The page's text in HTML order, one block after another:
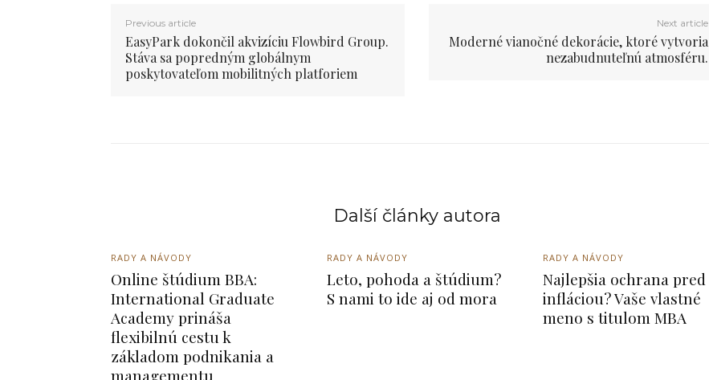
Previous article
EasyPark dokončil akvizíciu Flowbird Group.
Stáva sa popredným globálnym
poskytovateľom mobilitných platforiem
Next article
Moderné vianočné dekorácie, ktoré vytvoria
nezabudnuteľnú atmosféru.
Další články autora
RADY A NÁVODY
Online štúdium BBA:
International Graduate
Academy prináša
flexibilnú cestu k
základom podnikania a
managementu
RADY A NÁVODY
Leto, pohoda a štúdium?
S nami to ide aj od mora
RADY A NÁVODY
Najlepšia ochrana pred
infláciou? Vaše vlastné
meno s titulom MBA